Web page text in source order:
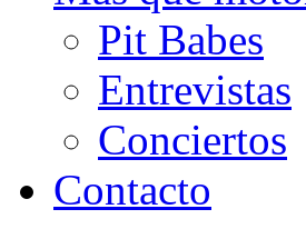
Pit Babes
Entrevistas
Conciertos
Contacto